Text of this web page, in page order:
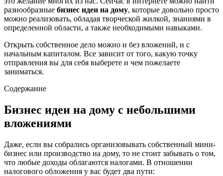
разнообразные бизнес идеи на дому, которые довольно просто
можно реализовать, обладая творческой жилкой, знаниями в
определенной области, а также необходимыми навыками.
Открыть собственное дело можно и без вложений, и с
начальным капиталом. Все зависит от того, какую точку
отправления вы для себя выберете и чем пожелаете
заниматься.
Содержание
Бизнес идеи на дому с небольшими
вложениями
Даже, если вы собрались организовывать собственный мини-
бизнес или производство на дому, то не стоит забывать о том,
что любые доходы облагаются налогами. В отношении
налогового обложения у вас будет два пути: